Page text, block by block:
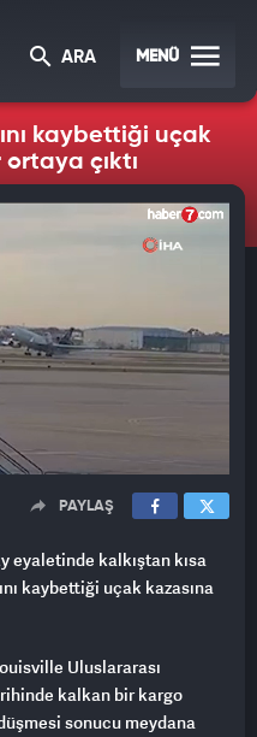
ARA MENÜ
kaybettiği uçak
çıktı
PAYLAŞ
eyaletinde kalkıştan kısa
kaybettiği uçak kazasına
Uluslararası
kalkan bir kargo
sonucu meydana